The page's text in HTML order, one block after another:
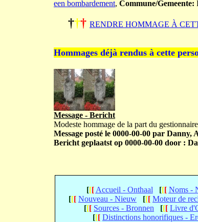
een bombardement, Commune/Gemeente:
††† RENDRE HOMMAGE À
Hommages déjà rendus à cette
Message - Bericht
Modeste hommage de la part du
Message posté le 0000-00-00 par Danny,
Bericht geplaatst op 0000-00-00 door :
[[[ Accueil - Onthaal [[[ Noms -
[[[ Nouveau - Nieuw [[[ Moteur de
[[[ Sources - Bronnen [[[ Livre
[[[ Distinctions honorifiques -